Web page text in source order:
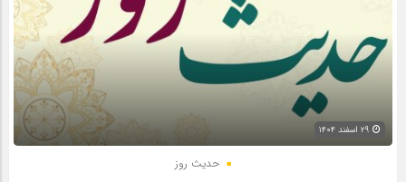
حدیث روز